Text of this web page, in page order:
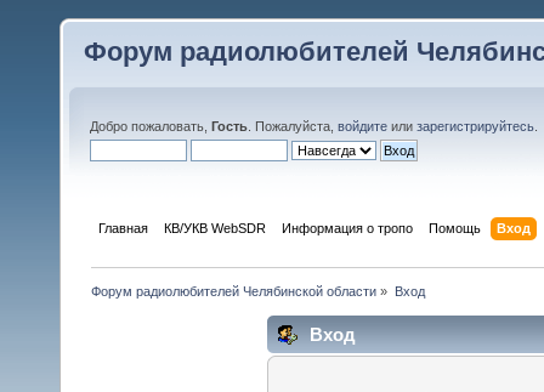
Форум радиолюбителей
Добро пожаловать, Гость . Пожалуйста, войдите или зарегистрируйтесь
Главная КВ/УКВ WebSDR Информация о тропо Помощь Вход
Форум радиолюбителей Челябинской области » Вход
Вход